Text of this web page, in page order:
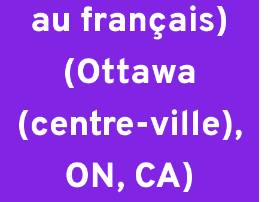
au français)
(Ottawa
(centre-ville),
ON, CA)